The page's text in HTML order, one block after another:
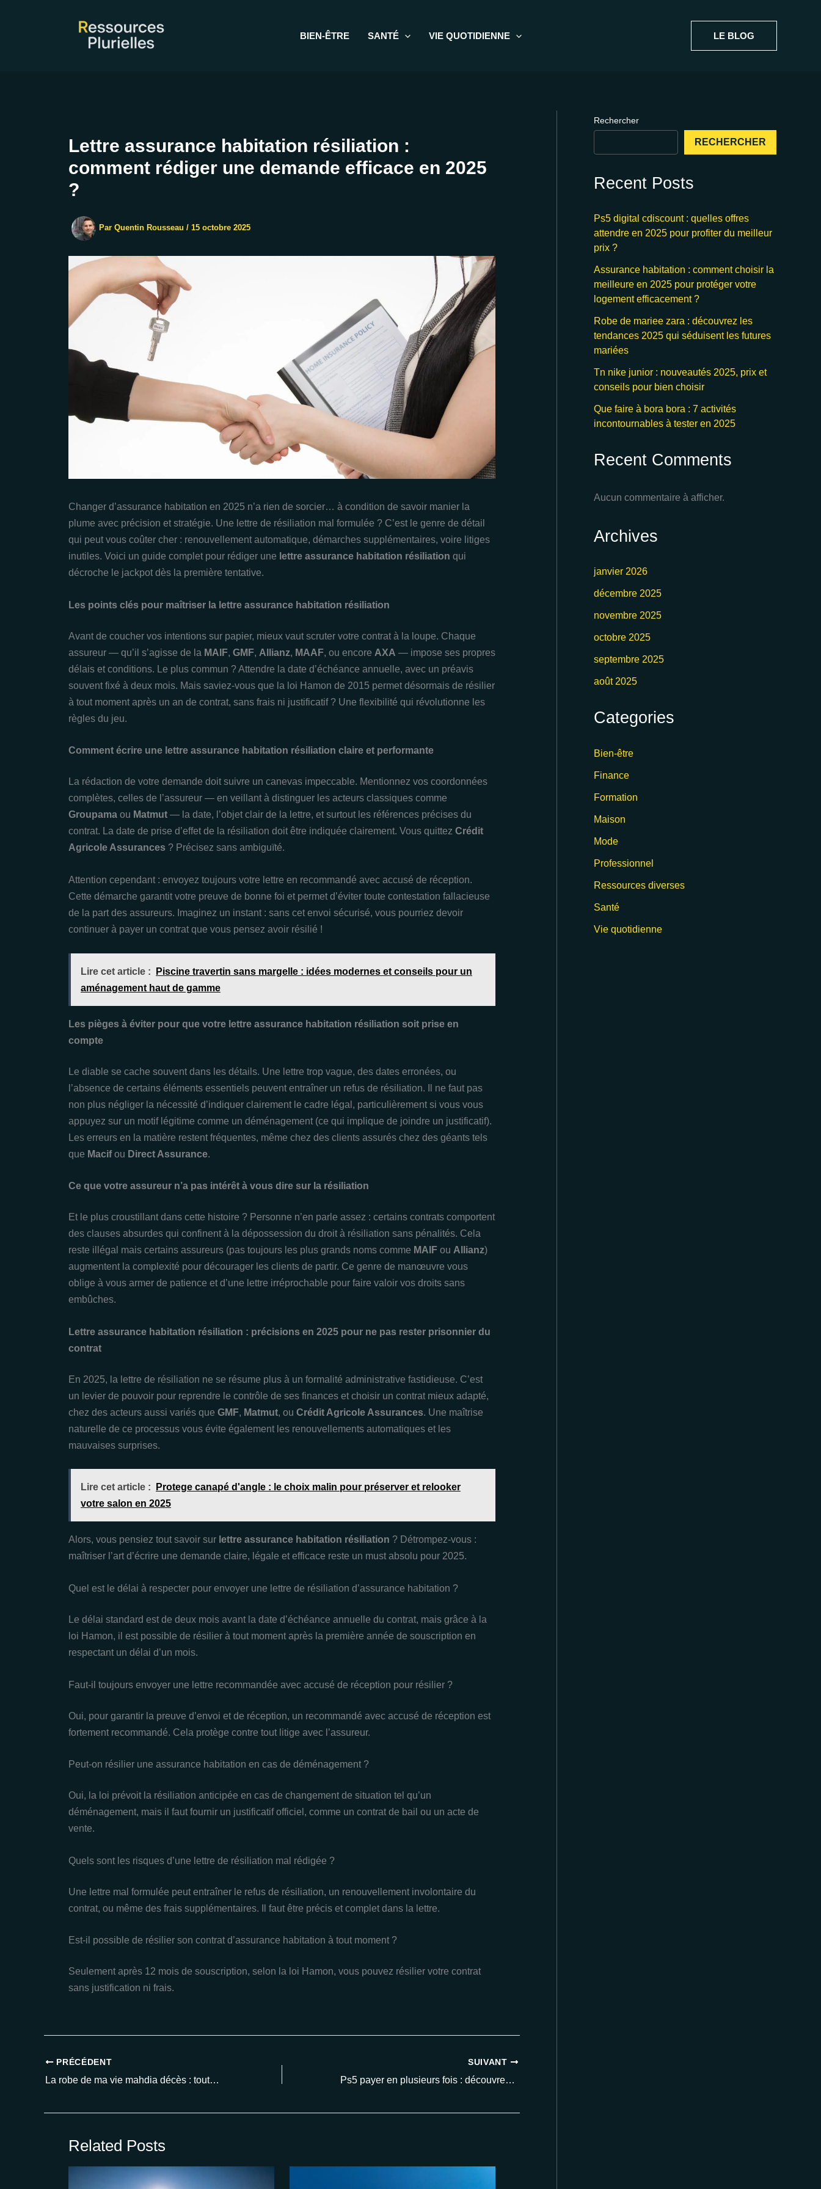
BIEN-ÊTRE SANTÉ VIE QUOTIDIENNE LE BLOG
Lettre assurance habitation résiliation :
comment rédiger une demande efficace en 2025
?
Par Quentin Rousseau / 15 octobre 2025
Changer d’assurance habitation en 2025 n’a rien de sorcier… à condition de savoir manier la
plume avec précision et stratégie. Une lettre de résiliation mal formulée ? C’est le genre de détail
qui peut vous coûter cher : renouvellement automatique, démarches supplémentaires, voire litiges
inutiles. Voici un guide complet pour rédiger une lettre assurance habitation résiliation qui
décroche le jackpot dès la première tentative.
Les points clés pour maîtriser la lettre assurance habitation résiliation
Avant de coucher vos intentions sur papier, mieux vaut scruter votre contrat à la loupe. Chaque
assureur — qu’il s’agisse de la MAIF, GMF, Allianz, MAAF, ou encore AXA — impose ses propres
délais et conditions. Le plus commun ? Attendre la date d’échéance annuelle, avec un préavis
souvent fixé à deux mois. Mais saviez-vous que la loi Hamon de 2015 permet désormais de résilier
à tout moment après un an de contrat, sans frais ni justificatif ? Une flexibilité qui révolutionne les
règles du jeu.
Comment écrire une lettre assurance habitation résiliation claire et performante
La rédaction de votre demande doit suivre un canevas impeccable. Mentionnez vos coordonnées
complètes, celles de l’assureur — en veillant à distinguer les acteurs classiques comme
Groupama ou Matmut — la date, l’objet clair de la lettre, et surtout les références précises du
contrat. La date de prise d’effet de la résiliation doit être indiquée clairement. Vous quittez Crédit
Agricole Assurances ? Précisez sans ambiguïté.
Attention cependant : envoyez toujours votre lettre en recommandé avec accusé de réception.
Cette démarche garantit votre preuve de bonne foi et permet d’éviter toute contestation fallacieuse
de la part des assureurs. Imaginez un instant : sans cet envoi sécurisé, vous pourriez devoir
continuer à payer un contrat que vous pensez avoir résilié !
Lire cet article :
Piscine travertin sans margelle : idées modernes et conseils pour un
aménagement haut de gamme
Les pièges à éviter pour que votre lettre assurance habitation résiliation soit prise en
compte
Le diable se cache souvent dans les détails. Une lettre trop vague, des dates erronées, ou
l’absence de certains éléments essentiels peuvent entraîner un refus de résiliation. Il ne faut pas
non plus négliger la nécessité d’indiquer clairement le cadre légal, particulièrement si vous vous
appuyez sur un motif légitime comme un déménagement (ce qui implique de joindre un justificatif).
Les erreurs en la matière restent fréquentes, même chez des clients assurés chez des géants tels
que Macifou Direct Assurance.
Ce que votre assureur n’a pas intérêt à vous dire sur la résiliation
Et le plus croustillant dans cette histoire ? Personne n’en parle assez : certains contrats comportent
des clauses absurdes qui confinent à la dépossession du droit à résiliation sans pénalités. Cela
reste illégal mais certains assureurs (pas toujours les plus grands noms comme MAIF ou Allianz)
augmentent la complexité pour décourager les clients de partir. Ce genre de manœuvre vous
oblige à vous armer de patience et d’une lettre irréprochable pour faire valoir vos droits sans
embûches.
Lettre assurance habitation résiliation : précisions en 2025 pour ne pas rester prisonnier du
contrat
En 2025, la lettre de résiliation ne se résume plus à un formalité administrative fastidieuse. C’est
un levier de pouvoir pour reprendre le contrôle de ses finances et choisir un contrat mieux adapté,
chez des acteurs aussi variés que GMF, Matmut, ou Crédit Agricole Assurances. Une maîtrise
naturelle de ce processus vous évite également les renouvellements automatiques et les
mauvaises surprises.
Lire cet article :
Protege canapé d'angle : le choix malin pour préserver et relooker
votre salon en 2025
Alors, vous pensiez tout savoir sur lettre assurance habitation résiliation ? Détrompez-vous :
maîtriser l’art d’écrire une demande claire, légale et efficace reste un must absolu pour 2025.
Quel est le délai à respecter pour envoyer une lettre de résiliation d’assurance habitation ?
Le délai standard est de deux mois avant la date d’échéance annuelle du contrat, mais grâce à la
loi Hamon, il est possible de résilier à tout moment après la première année de souscription en
respectant un délai d’un mois.
Faut-il toujours envoyer une lettre recommandée avec accusé de réception pour résilier ?
Oui, pour garantir la preuve d’envoi et de réception, un recommandé avec accusé de réception est
fortement recommandé. Cela protège contre tout litige avec l’assureur.
Peut-on résilier une assurance habitation en cas de déménagement ?
Oui, la loi prévoit la résiliation anticipée en cas de changement de situation tel qu’un
déménagement, mais il faut fournir un justificatif officiel, comme un contrat de bail ou un acte de
vente.
Quels sont les risques d’une lettre de résiliation mal rédigée ?
Une lettre mal formulée peut entraîner le refus de résiliation, un renouvellement involontaire du
contrat, ou même des frais supplémentaires. Il faut être précis et complet dans la lettre.
Est-il possible de résilier son contrat d’assurance habitation à tout moment ?
Seulement après 12 mois de souscription, selon la loi Hamon, vous pouvez résilier votre contrat
sans justification ni frais.
PRÉCÉDENT
La robe de ma vie mahdia décès : toute la vérité sur l’émission qui a bouleversé les téléspectateurs en 2025
SUIVANT
Ps5 payer en plusieurs fois : découvrez les solutions 2025 pour acheter la console sans vous ruiner
Related Posts
Rechercher
RECHERCHER
Recent Posts
Ps5 digital cdiscount : quelles offres
attendre en 2025 pour profiter du meilleur
prix ?
Assurance habitation : comment choisir la
meilleure en 2025 pour protéger votre
logement efficacement ?
Robe de mariee zara : découvrez les
tendances 2025 qui séduisent les futures
mariées
Tn nike junior : nouveautés 2025, prix et
conseils pour bien choisir
Que faire à bora bora : 7 activités
incontournables à tester en 2025
Recent Comments
Aucun commentaire à afficher.
Archives
janvier 2026
décembre 2025
novembre 2025
octobre 2025
septembre 2025
août 2025
Categories
Bien-être
Finance
Formation
Maison
Mode
Professionnel
Ressources diverses
Santé
Vie quotidienne